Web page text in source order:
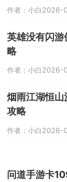
作者：小白2026-
英雄没有闪
略
作者：小白2026-
烟雨江湖恒
攻略
作者：小白2026-
问道手游卡